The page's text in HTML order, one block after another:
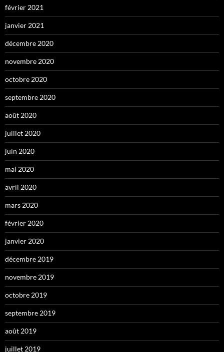
février 2021
janvier 2021
décembre 2020
novembre 2020
octobre 2020
septembre 2020
août 2020
juillet 2020
juin 2020
mai 2020
avril 2020
mars 2020
février 2020
janvier 2020
décembre 2019
novembre 2019
octobre 2019
septembre 2019
août 2019
juillet 2019